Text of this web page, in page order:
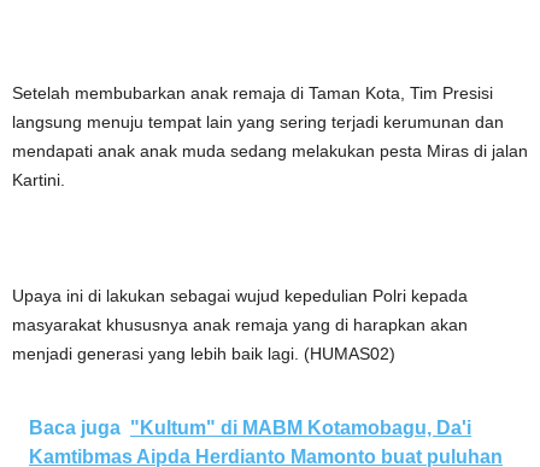
Setelah membubarkan anak remaja di Taman Kota, Tim Presisi
langsung menuju tempat lain yang sering terjadi kerumunan dan
mendapati anak anak muda sedang melakukan pesta Miras di jalan
Kartini.
Upaya ini di lakukan sebagai wujud kepedulian Polri kepada
masyarakat khususnya anak remaja yang di harapkan akan
menjadi generasi yang lebih baik lagi. (HUMAS02)
Baca juga "Kultum" di MABM Kotamobagu, Da'i
Kamtibmas Aipda Herdianto Mamonto buat puluhan